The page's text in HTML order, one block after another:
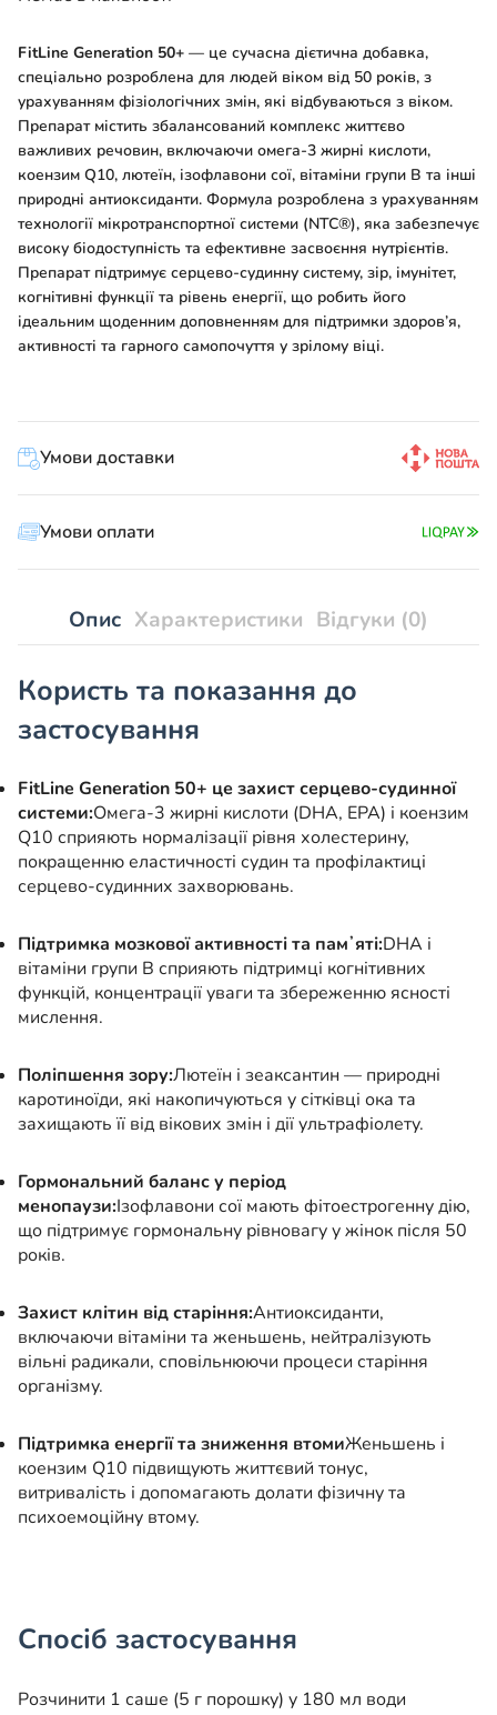
FitLine Generation 50+ — це сучасна дієтична добавка,
спеціально розроблена для людей віком від 50 років, з
урахуванням фізіологічних змін, які відбуваються з віком.
Препарат містить збалансований комплекс життєво
важливих речовин, включаючи омега-3 жирні кислоти,
коензим Q10, лютеїн, ізофлавони сої, вітаміни групи B та інші
природні антиоксиданти. Формула розроблена з урахуванням
технології мікротранспортної системи (NTC®), яка забезпечує
високу біодоступність та ефективне засвоєння нутрієнтів.
Препарат підтримує серцево-судинну систему, зір, імунітет,
когнітивні функції та рівень енергії, що робить його
ідеальним щоденним доповненням для підтримки здоров’я,
активності та гарного самопочуття у зрілому віці.
Умови доставки
Умови оплати
Опис Характеристики Відгуки (0)
Користь та показання до
застосування
FitLine Generation 50+ це захист серцево-судинної
системи:Омега-3 жирні кислоти (DHA, EPA) і коензим
Q10 сприяють нормалізації рівня холестерину,
покращенню еластичності судин та профілактиці
серцево-судинних захворювань.
Підтримка мозкової активності та памʼяті:DHA і
вітаміни групи B сприяють підтримці когнітивних
функцій, концентрації уваги та збереженню ясності
мислення.
Поліпшення зору:Лютеїн і зеаксантин — природні
каротиноїди, які накопичуються у сітківці ока та
захищають її від вікових змін і дії ультрафіолету.
Гормональний баланс у період
менопаузи:Ізофлавони сої мають фітоестрогенну дію,
що підтримує гормональну рівновагу у жінок після 50
років.
Захист клітин від старіння:Антиоксиданти,
включаючи вітаміни та женьшень, нейтралізують
вільні радикали, сповільнюючи процеси старіння
організму.
Підтримка енергії та зниження втомиЖеньшень і
коензим Q10 підвищують життєвий тонус,
витривалість і допомагають долати фізичну та
психоемоційну втому.
Спосіб застосування
Розчинити 1 саше (5 г порошку) у 180 мл води